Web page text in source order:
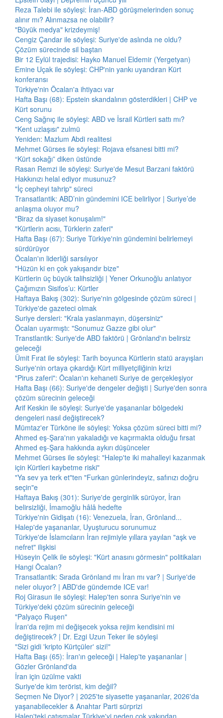
Reza Talebi ile söyleşi: İran-ABD görüşmelerinden sonuç
alınır mı? Alınmazsa ne olabilir?
"Büyük medya" krizdeymiş!
Cengiz Çandar ile söyleşi: Suriye'de aslında ne oldu?
Çözüm sürecinde sil baştan
Bir 12 Eylül trajedisi: Hayko Manuel Eldemir (Yergetyan)
Emine Uçak ile söyleşi: CHP'nin yankı uyandıran Kürt
konferansı
Türkiye'nin Öcalan'a ihtiyacı var
Hafta Başı (68): Epstein skandalının gösterdikleri | CHP ve
Kürt sorunu
Ceng Sağnıç ile söyleşi: ABD ve İsrail Kürtleri sattı mı?
"Kent uzlaşısı" zulmü
Yeniden: Mazlum Abdi realitesi
Mehmet Gürses ile söyleşi: Rojava efsanesi bitti mi?
“Kürt sokağı” diken üstünde
Rasan Remzi ile söyleşi: Suriye'de Mesut Barzani faktörü
Hakkınızı helal ediyor musunuz?
"İç cepheyi tahrip" süreci
Transatlantik: ABD’nin gündemini ICE belirliyor | Suriye’de
anlaşma oluyor mu?
"Biraz da siyaset konuşalım!"
"Kürtlerin acısı, Türklerin zaferi"
Hafta Başı (67): Suriye Türkiye'nin gündemini belirlemeyi
sürdürüyor
Öcalan'ın liderliği sarsılıyor
"Hüzün ki en çok yakışandır bize"
Kürtlerin üç büyük talihsizliği | Yener Orkunoğlu anlatıyor
Çağımızın Sisifos’u: Kürtler
Haftaya Bakış (302): Suriye'nin gölgesinde çözüm süreci |
Türkiye'de gazeteci olmak
Suriye dersleri: "Krala yaslanmayın, düşersiniz"
Öcalan uyarmıştı: "Sonumuz Gazze gibi olur"
Transtlantik: Suriye'de ABD faktörü | Grönland'ın belirsiz
geleceği
Ümit Fırat ile söyleşi: Tarih boyunca Kürtlerin statü arayışları
Suriye'nin ortaya çıkardığı Kürt milliyetçiliğinin krizi
"Pirus zaferi": Öcalan'ın kehaneti Suriye de gerçekleşiyor
Hafta Başı (66): Suriye'de dengeler değişti | Suriye'den sonra
çözüm sürecinin geleceği
Arif Keskin ile söyleşi: Suriye'de yaşananlar bölgedeki
dengeleri nasıl değiştirecek?
Mümtaz'er Türköne ile söyleşi: Yoksa çözüm süreci bitti mi?
Ahmed eş-Şara'nın yakaladığı ve kaçırmakta olduğu fırsat
Ahmed eş-Şara hakkında aykırı düşünceler
Mehmet Gürses ile söyleşi: "Halep'te iki mahalleyi kazanmak
için Kürtleri kaybetme riski"
"Ya sev ya terk et"ten "Furkan günlerindeyiz, safınızı doğru
seçin"e
Haftaya Bakış (301): Suriye'de gerginlik sürüyor, İran
belirsizliği, İmamoğlu hâlâ hedefte
Türkiye'nin Gidişatı (16): Venezuela, İran, Grönland...
Halep'de yaşananlar, Uyuşturucu sorunumuz
Türkiye'de İslamcıların İran rejimiyle yıllara yayılan "aşk ve
nefret" ilişkisi
Hüseyin Çelik ile söyleşi: "Kürt anasını görmesin" politikaları
Hangi Öcalan?
Transatlantik: Sırada Grönland mı İran mı var? | Suriye'de
neler oluyor? | ABD'de gündemde ICE var!
Roj Girasun ile söyleşi: Halep'ten sonra Suriye'nin ve
Türkiye'deki çözüm sürecinin geleceği
"Palyaço Ruşen"
İran'da rejim mi değişecek yoksa rejim kendisini mi
değiştirecek? | Dr. Ezgi Uzun Teker ile söyleşi
"Sizi gidi 'kripto Kürtçüler' sizi!"
Hafta Başı (65): İran'ın geleceği | Halep'te yaşananlar |
Gözler Grönland'da
İran için üzülme vakti
Suriye'de kim terörist, kim değil?
Seçmen Ne Diyor? | 2025'te siyasette yaşananlar, 2026'da
yaşanabilecekler & Anahtar Parti sürprizi
Halep'teki çatışmalar Türkiye'yi neden çok yakından